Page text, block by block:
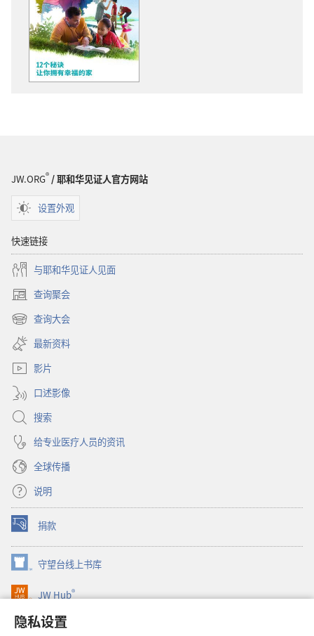
隐私设置
有
幸
JW.ORG® / 耶和华见证人官方网站
设置外观
快速链接
与耶和华见证人见面
查询聚会
（打
开
新
窗
口）
查询大会
（打
开
新
窗
口）
最新资料
影片
口述影像
搜索
给专业医疗人员的资讯
全球传播
说明
捐款
（打
开
新
窗
口）
守望台线上书库
（打
开
新
口）
JW Hub®
（打
开
新
JW Library®